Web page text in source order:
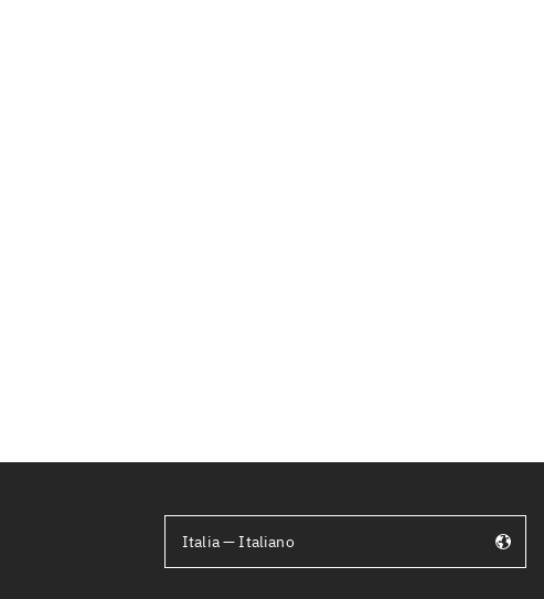
Italia — Italiano